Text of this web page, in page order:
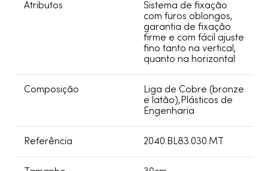
Atributos
Sistema de fixação
com furos oblongos,
garantia de fixação
firme e com fácil ajuste
fino tanto na vertical,
quanto na horizontal
Composição
Liga de Cobre (bronze
e latão),Plásticos de
Engenharia
Referência 2040.BL83.030.MT